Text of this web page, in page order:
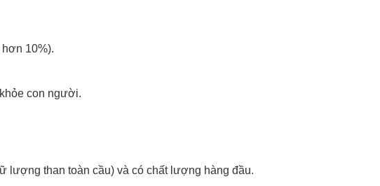
10%).
con người.
lượng than toàn cầu) và có chất lượng hàng đầu.